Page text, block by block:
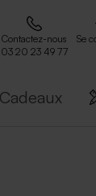
Contactez-nous
03 20 23 49 77
Se
Cadeaux